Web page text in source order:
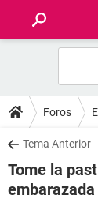
FOROS
SALUD
FAMILIA
Foros
Tema Anterior
Tome la
embarazada